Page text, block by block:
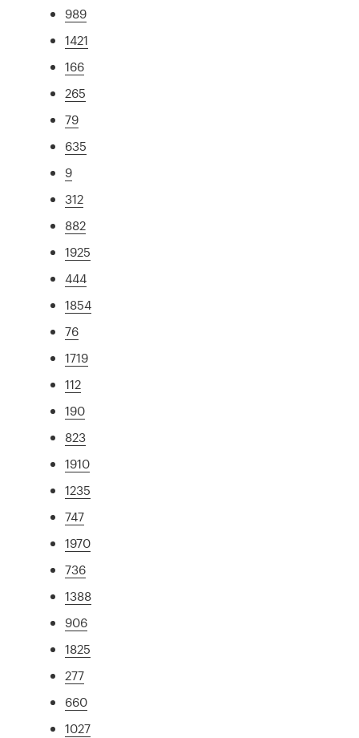
989
1421
166
265
79
635
9
312
882
1925
444
1854
76
1719
112
190
823
1910
1235
747
1970
736
1388
906
1825
277
660
1027